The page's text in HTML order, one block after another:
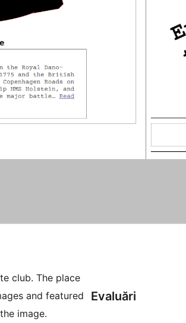
club. The place
and featured
image.
Evaluări